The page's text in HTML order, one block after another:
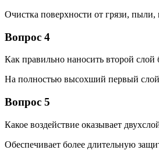
Очистка поверхности от грязи,
Вопрос 4
Как правильно наносить второй
На полностью высохший первый
Вопрос 5
Какое воздействие оказывает
Обеспечивает более длительную